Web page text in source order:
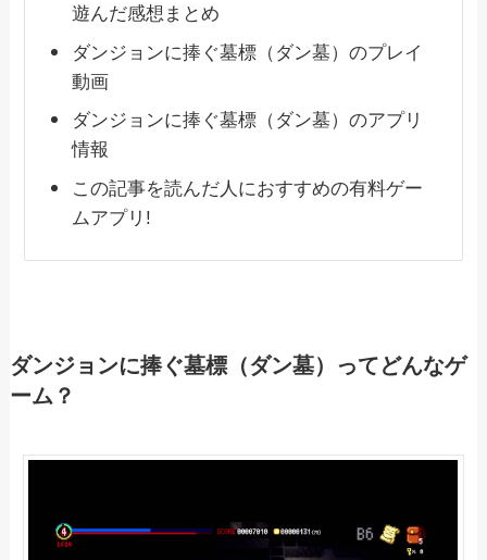
遊んだ感想まとめ
ダンジョンに捧ぐ墓標（ダン墓）のプレイ
動画
ダンジョンに捧ぐ墓標（ダン墓）のアプリ
情報
この記事を読んだ人におすすめの有料ゲー
ムアプリ!
ダンジョンに捧ぐ墓標（ダン墓）ってどんなゲ
ーム？